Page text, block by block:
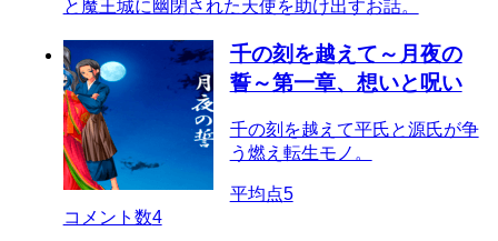
と魔王城に幽閉された天使を助け出すお話。
千の刻を越えて～月夜の
誓～第一章、想いと呪い
千の刻を越えて平氏と源氏が争
う燃え転生モノ。
平均点5
コメント数4